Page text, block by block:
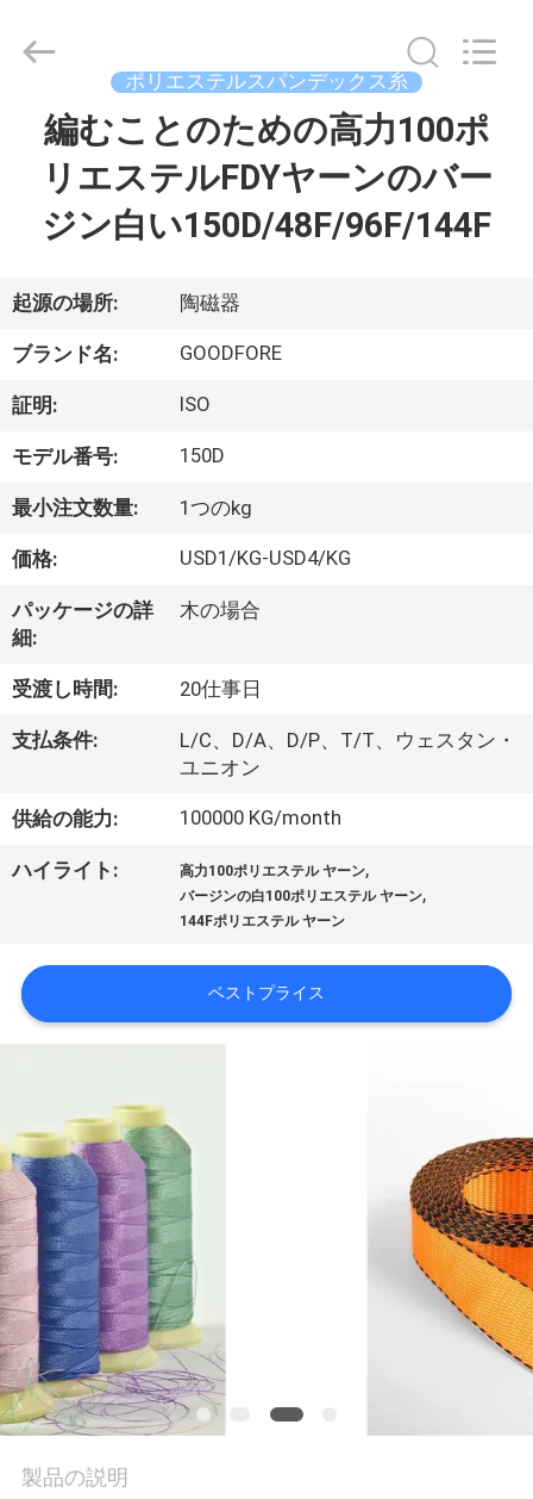
品
ビ
デ
オ
わ
た
ち
に
つ
工
ツ
ア
ー
品
質
管
Copyright
Goodfore
Reserved.
ポリエステルスパンデックス糸
編むことのための高力100ポ
リエステルFDYヤーンのバー
ジン白い150D/48F/96F/144F
起源の場所: 陶磁器
ブランド名: GOODFORE
証明: ISO
モデル番号: 150D
最小注文数量: 1つのkg
価格: USD1/KG-USD4/KG
パッケージの詳
細:
木の場合
受渡し時間: 20仕事日
支払条件:
L/C、D/A、D/P、T/T、ウェスタン・
ユニオン
供給の能力: 100000 KG/month
ハイライト: 高力100ポリエステル ヤーン,
バージンの白100ポリエステル ヤーン,
144Fポリエステル ヤーン
ベストプライス
製品の説明